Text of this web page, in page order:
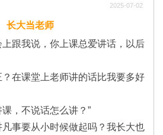
2025-07-02
长大当老师
上跟我说，你上课总爱讲话，以后
？在课堂上老师讲的话比我要多好
，不说话怎么讲？”
凡事要从小时候做起吗？我长大也